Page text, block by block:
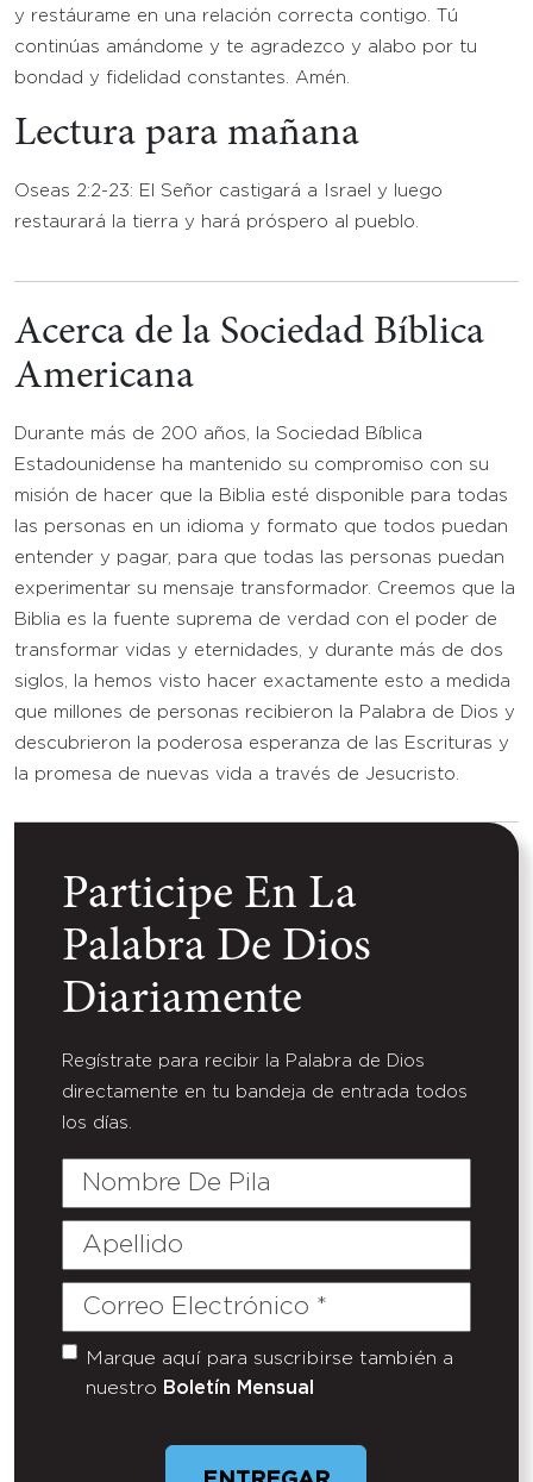
y restáurame en una relación correcta contigo. Tú
continúas amándome y te agradezco y alabo por tu
bondad y fidelidad constantes. Amén.
Lectura para mañana
Oseas 2:2-23: El Señor castigará a Israel y luego
restaurará la tierra y hará próspero al pueblo.
Acerca de la Sociedad Bíblica
Americana
Durante más de 200 años, la Sociedad Bíblica
Estadounidense ha mantenido su compromiso con su
misión de hacer que la Biblia esté disponible para todas
las personas en un idioma y formato que todos puedan
entender y pagar, para que todas las personas puedan
experimentar su mensaje transformador. Creemos que la
Biblia es la fuente suprema de verdad con el poder de
transformar vidas y eternidades, y durante más de dos
siglos, la hemos visto hacer exactamente esto a medida
que millones de personas recibieron la Palabra de Dios y
descubrieron la poderosa esperanza de las Escrituras y
la promesa de nuevas vida a través de Jesucristo.
Participe En La
Palabra De Dios
Diariamente
Regístrate para recibir la Palabra de Dios
directamente en tu bandeja de entrada todos
los días.
Nombre
Pila
Apellido
Correo
Untitled
Marque aquí para suscribirse también a
nuestro Boletín Mensual